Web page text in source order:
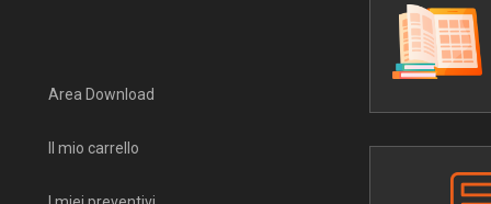
Area Download
Il mio carrello